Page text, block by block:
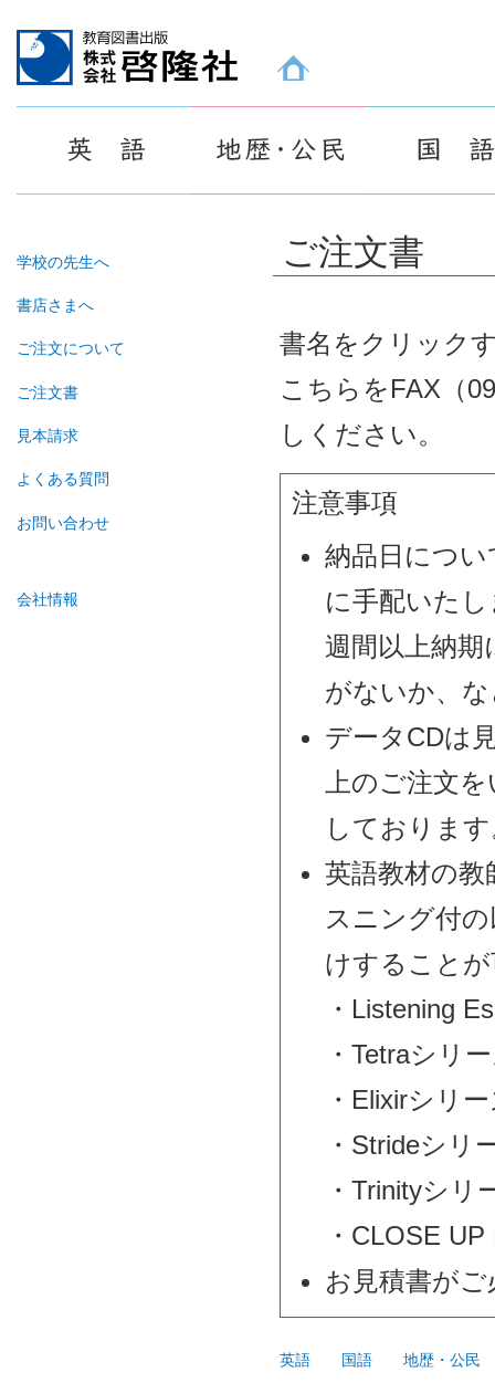
ご注文書
書名をクリック
こちらをFAX（
しください。
注意事項
納品日につ
に手配いた
週間以上納
がないか、
データCDは
上のご注文
しておりま
英語教材の教
スニング付
けすること
・Listening
・Tetraシリ
・Elixirシリ
・Strideシリ
・Trinityシリ
・CLOSE
お見積書が
英語 国語 地歴・公民
学校の先生へ
書店さまへ
ご注文について
ご注文書
見本請求
よくある質問
お問い合わせ
会社情報